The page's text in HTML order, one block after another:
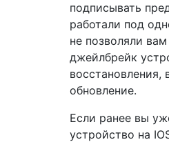
подписывать
работали под
не позволяли
джейлбрейк
восстановления,
обновление.
Если ранее вы
устройство на